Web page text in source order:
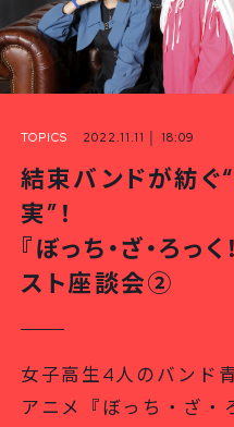
TOPICS 2022.11.11 │ 18:09
結束バンドが紡ぐ
実”！
『ぼっち・ざ・ろっ
スト座談会②
女子高生4人のバンド
アニメ『ぼっち・ざ・